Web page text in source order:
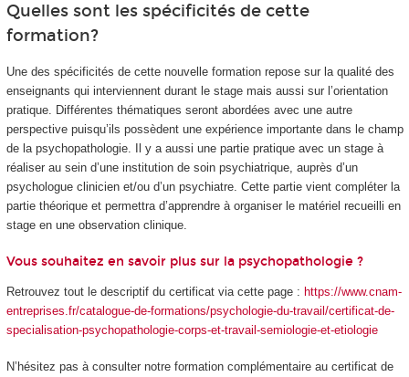
Quelles sont les spécificités de cette
formation?
Une des spécificités de cette nouvelle formation repose sur la qualité des
enseignants qui interviennent durant le stage mais aussi sur l’orientation
pratique. Différentes thématiques seront abordées avec une autre
perspective puisqu’ils possèdent une expérience importante dans le champ
de la psychopathologie. Il y a aussi une partie pratique avec un stage à
réaliser au sein d’une institution de soin psychiatrique, auprès d’un
psychologue clinicien et/ou d’un psychiatre. Cette partie vient compléter la
partie théorique et permettra d’apprendre à organiser le matériel recueilli en
stage en une observation clinique.
Vous souhaitez en savoir plus sur la psychopathologie ?
Retrouvez tout le descriptif du certificat via cette page : https://www.cnam-
entreprises.fr/catalogue-de-formations/psychologie-du-travail/certificat-de-
specialisation-psychopathologie-corps-et-travail-semiologie-et-etiologie
N’hésitez pas à consulter notre formation complémentaire au certificat de